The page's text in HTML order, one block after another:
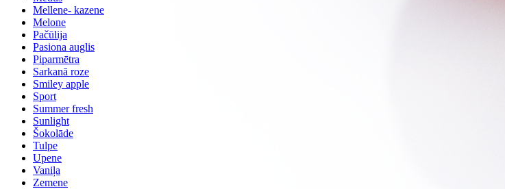
Mellene- kazene
Melone
Pačūlija
Pasiona auglis
Piparmētra
Sarkanā roze
Smiley apple
Sport
Summer fresh
Sunlight
Šokolāde
Tulpe
Upene
Vaniļa
Zemene